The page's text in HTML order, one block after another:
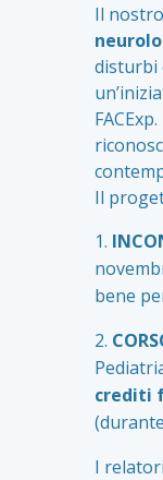
Il
disturbi
Il
1.
bene
2.
crediti
I